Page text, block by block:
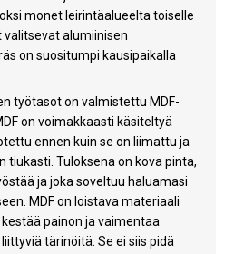
monet leirintäalueelta toiselle
alumiinisen
on suositumpi kausipaikalla
työtasot on valmistettu MDF-
on voimakkaasti käsiteltyä
ennen kuin se on liimattu ja
Tuloksena on kova pinta,
ja joka soveltuu haluamasi
MDF on loistava materiaali
painon ja vaimentaa
tärinöitä. Se ei siis pidä